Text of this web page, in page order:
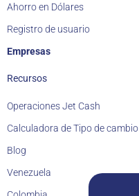
Ahorro en Dólares
Registro de usuario
Empresas
Recursos
Operaciones Jet Cash
Calculadora de Tipo de cambio
Blog
Venezuela